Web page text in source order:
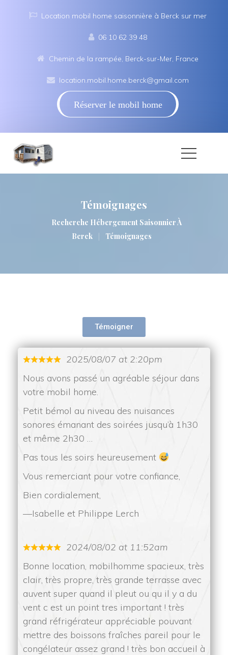
Location mobil home saisonnière à Berck sur mer
06 10 62 39 48
Chemin de la rampée, Berck-sur-Mer, France
location.mobil.home.berck@gmail.com
Réserver le mobil home
Témoignage
Recherche Hébergement Saisonnier À
Berck
| Témoignage
Témoigner
2025/08/07 at 2:20pm
Nous avons passé un agréable séjour dans
votre mobil home.
Petit bémol au niveau des nuisances
onores émanant des soirées jusqu’à 1h30
et même 2h30 …
Pas tous les soirs heureusement
Vous remerciant pour votre confiance,
Bien cordialement,
Isabelle et Philippe Lerch
2024/08/02 at 11:52am
Bonne location, mobilhomme spacieux, très
clair, très propre, très grande terrasse avec
auvent super quand il pleut ou qu il y a du
vent c est un point tres important ! très
grand réfrigérateur appréciable pouvant
mettre des boissons fraîches pareil pour le
congélateur assez grand ! très bon accueil à